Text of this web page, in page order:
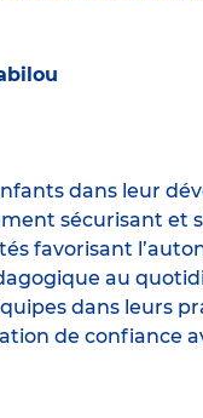
dans leur
sécurisant et
favorisant
au
dans leurs
de confiance